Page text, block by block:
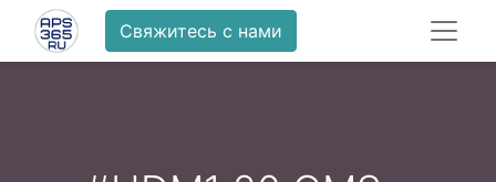
Свяжитесь с нами